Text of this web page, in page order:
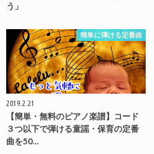
う」
簡単に弾ける定番曲
2019.2.21
【簡単・無料のピアノ楽譜】コード
３つ以下で弾ける童謡・保育の定番
曲を50…